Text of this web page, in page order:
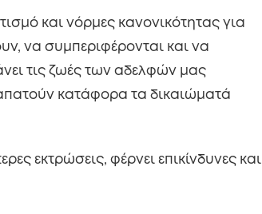
και νόρμες κανονικότητας για
να συμπεριφέρονται και να
τις ζωές των αδελφών μας
κατάφορα τα δικαιώματά
εκτρώσεις, φέρνει επικίνδυνες και